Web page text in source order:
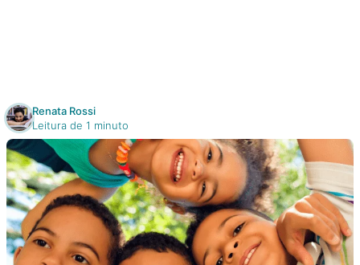
Cursos On line
E-Books
Eventos
Podcast
Renata Rossi
Leitura de 1 minuto